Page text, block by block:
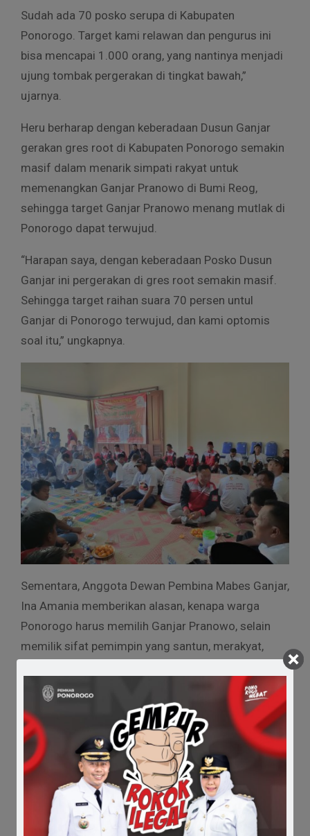
Sudah ada 70 posko serupa di Kabupaten
Ponorogo. Target kami relawan dan pengurus ini
bisa mencapai 1.000 orang, yang nantinya menjadi
ujung tombak pergerakan di tingkat bawah,”
ujarnya.
Heru berharap dengan keberadaan Dusun Ganjar
gerakan gres root di Kabupaten Ponorogo semakin
masif dalam menarik simpati rakyat untuk
memenangkan Ganjar Pranowo di Bumi Reog,
sehingga target Ganjar Pranowo menang mutlak di
Ponorogo dapat terwujud.
“Harapan saya, dengan keberadaan Posko Dusun
Ganjar ini pergerakan di gres root semakin masif.
Sehingga target raihan suara 70 persen untul
Ganjar di Ponorogo terwujud, dan kami optomis
soal itu,” ungkapnya.
Sementara, Anggota Dewan Pembina Mabes Ganjar,
Ina Amania memberikan alasan, kenapa warga
Ponorogo harus memilih Ganjar Pranowo, selain
memilik sifat pemimpin yang santun, merakyat,
perjuangan Joko Widodo untuk membangun
Indonesia semakin baik dan makmur.
” Sesuai survie SMRC terbaru Ganjar memiliki
elektabilitas tertinggi dalam segi kejujuran dan
personalnya. Ini menjadi bukti bahwa Mas Ganjar
wajib didukung dan layak memimpin Indonesia.
Karena saat ini kita membutuhkan pemimpin yang